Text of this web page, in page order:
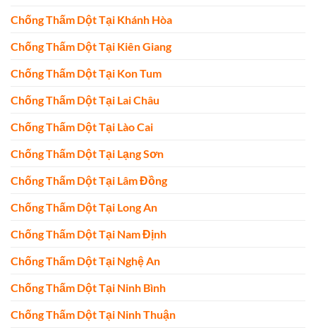
Chống Thấm Dột Tại Khánh Hòa
Chống Thấm Dột Tại Kiên Giang
Chống Thấm Dột Tại Kon Tum
Chống Thấm Dột Tại Lai Châu
Chống Thấm Dột Tại Lào Cai
Chống Thấm Dột Tại Lạng Sơn
Chống Thấm Dột Tại Lâm Đồng
Chống Thấm Dột Tại Long An
Chống Thấm Dột Tại Nam Định
Chống Thấm Dột Tại Nghệ An
Chống Thấm Dột Tại Ninh Bình
Chống Thấm Dột Tại Ninh Thuận